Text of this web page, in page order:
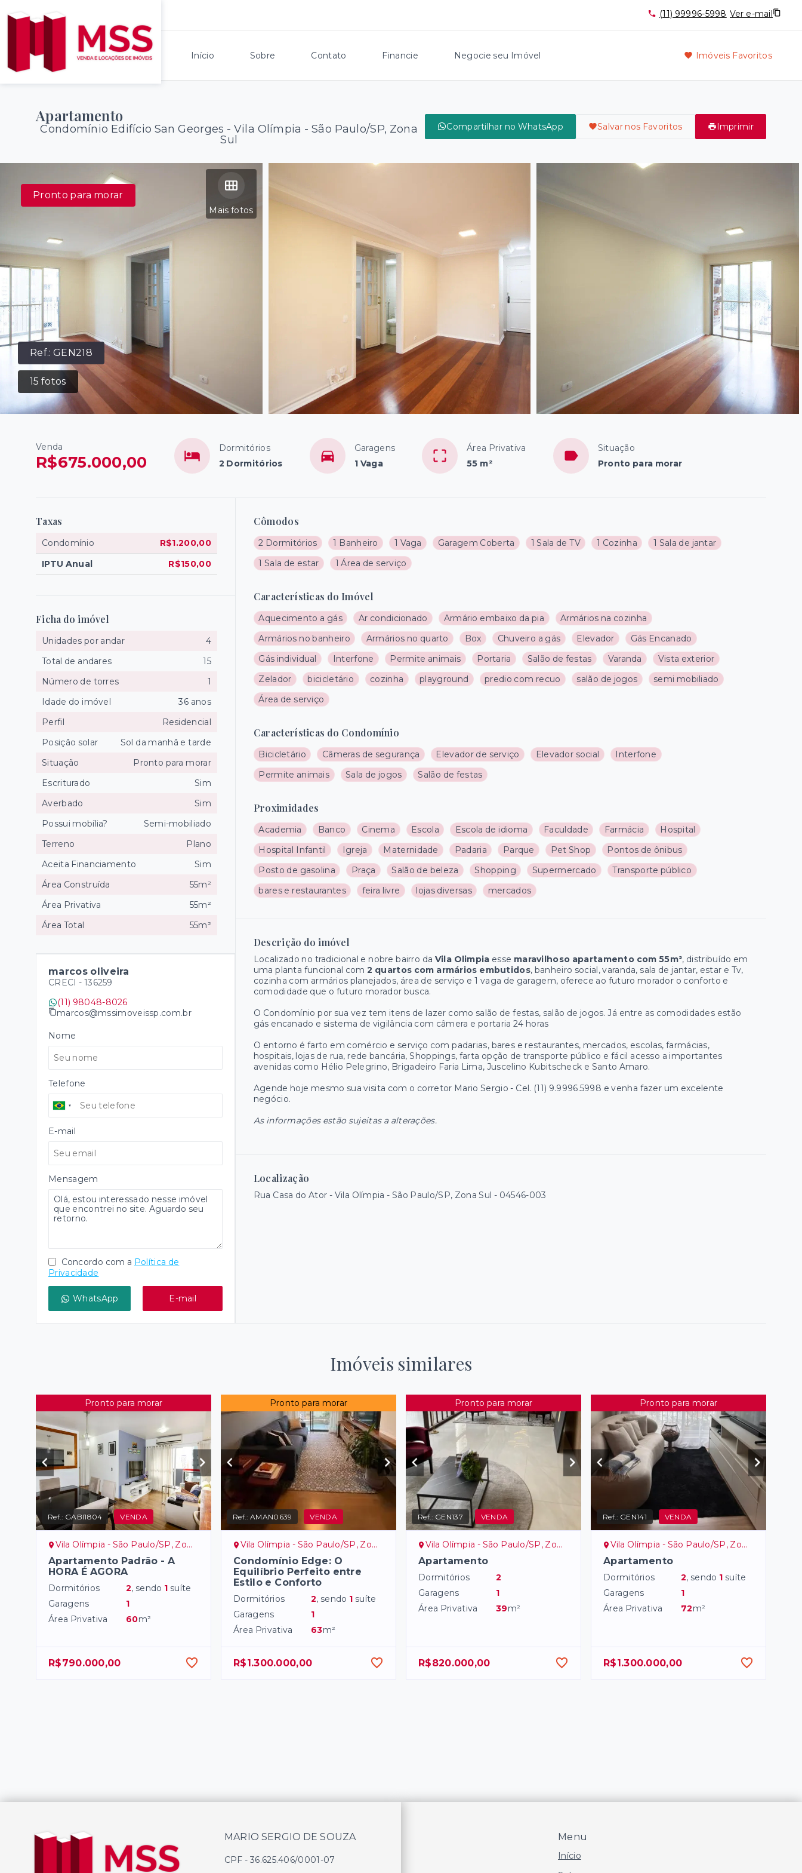
(11) 99996-5998 Ver e-mail
Início Sobre Contato Financie Negocie seu Imóvel Imóveis Favoritos
Apartamento
Condomínio Edifício San Georges - Vila Olímpia - São Paulo/SP, Zona
Sul
Compartilhar no WhatsApp Salvar nos Favoritos Imprimir
Ref.:GEN218
15 fotos
Mais fotos
Pronto para morar
Venda
R$675.000,00
Dormitórios
2 Dormitórios
Garagens
1 Vaga
Área Privativa
55 m²
Situação
Pronto para morar
Cômodos
2 Dormitórios 1 Banheiro 1 Vaga Garagem Coberta 1 Sala de TV 1 Cozinha
1 Sala de jantar
1 Sala de estar
1 Área de serviço
Características do Imóvel
Aquecimento a gás Ar condicionado Armário embaixo da pia
Armários na cozinha
Armários no banheiro
Armários no quarto Box Chuveiro a gás Elevador
Gás Encanado
Gás individual
Interfone Permite animais Portaria Salão de festas Varanda
Vista exterior
Zelador
bicicletário cozinha playground predio com recuo salão de jogos
semi mobiliado
Área de serviço
Características do Condomínio
Bicicletário Câmeras de segurança Elevador de serviço Elevador social
Interfone
Permite animais
Sala de jogos Salão de festas
Proximidades
Academia Banco Cinema Escola Escola de idioma Faculdade Farmácia
Hospital
Hospital Infantil
Igreja Maternidade Padaria Parque Pet Shop
Pontos de ônibus
Posto de gasolina
Praça Salão de beleza Shopping Supermercado
Transporte público
bares e restaurantes
feira livre lojas diversas mercados
Descrição do imóvel
Localizado no tradicional e nobre bairro da Vila Olimpia esse maravilhoso apartamento com 55m², distribuído em
uma planta funcional com2 quartos com armários embutidos, banheiro social, varanda, sala de jantar, estar e Tv,
cozinha com armários planejados, área de serviço e 1 vaga de garagem, oferece ao futuro morador o conforto e
comodidade que o futuro morador busca.
O Condomínio por sua vez tem itens de lazer como salão de festas, salão de jogos. Já entre as comodidades estão
gás encanado e sistema de vigilância com câmera e portaria 24 horas
O entorno é farto em comércio e serviço com padarias, bares e restaurantes, mercados, escolas, farmácias,
hospitais, lojas de rua, rede bancária, Shoppings, farta opção de transporte público e fácil acesso a importantes
avenidas como Hélio Pelegrino, Brigadeiro Faria Lima, Juscelino Kubitscheck e Santo Amaro.
Agende hoje mesmo sua visita com o corretor Mario Sergio - Cel. (11) 9.9996.5998 e venha fazer um excelente
negócio.
As informações estão sujeitas a alterações.
Localização
Rua Casa do Ator - Vila Olímpia - São Paulo/SP, Zona Sul - 04546-003
Taxas
Condomínio
R$1.200,00
IPTU Anual
R$150,00
Ficha do imóvel
Unidades por andar
4
Total de andares
15
Número de torres
1
Idade do imóvel
36 anos
Perfil
Residencial
Posição solar
Sol da manhã e tarde
Situação
Pronto para morar
Escriturado
Sim
Averbado
Sim
Possui mobília?
Semi-mobiliado
Terreno
Plano
Aceita Financiamento
Sim
Área Construída
55m²
Área Privativa
55m²
Área Total
55m²
marcos oliveira
CRECI - 136259
(11) 98048-8026
marcos@mssimoveissp.com.br
Nome
Telefone
E-mail
Mensagem
Concordo com a Política de
Privacidade
WhatsApp E-mail
Imóveis similares
Pronto para morar
Ref.: GABI1804 VENDA
Vila Olímpia - São Paulo/SP, Zona Sul
Apartamento Padrão - A
HORA É AGORA
Dormitórios 2, sendo 1 suíte
Garagens
1
Área Privativa
60m²
R$790.000,00
Pronto para morar
Ref.:AMAN0639 VENDA
Vila Olímpia - São Paulo/SP, Zona Sul
Condomínio Edge: O
Equilíbrio Perfeito entre
Estilo e Conforto
Dormitórios 2, sendo 1 suíte
Garagens
1
Área Privativa
63m²
R$1.300.000,00
Pronto para morar
Ref.: GEN137 VENDA
Vila Olímpia - São Paulo/SP, Zona Sul
Apartamento
Dormitórios
2
Garagens
1
Área Privativa
39m²
R$820.000,00
Pronto para morar
Ref.: GEN141 VENDA
Vila Olímpia - São Paulo/SP, Zona Sul
Apartamento
Dormitórios 2, sendo 1 suíte
Garagens
1
Área Privativa
72m²
R$1.300.000,00
Menu
Início
MARIO SERGIO DE SOUZA
CPF -36.625.406/0001-07